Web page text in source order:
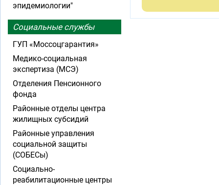
эпидемиологии"
Социальные службы
ГУП «Моссоцгарантия»
Медико-социальная
экспертиза (МСЭ)
Отделения Пенсионного
фонда
Районные отделы центра
жилищных субсидий
Районные управления
социальной защиты
(СОБЕСы)
Социально-
реабилитационные центры